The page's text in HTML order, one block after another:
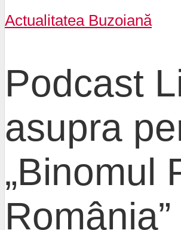
Actualitatea Buzoiană
Podcast
asupra
„Binomul
România”